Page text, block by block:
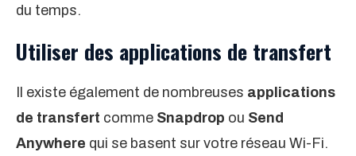
du temps.
Utiliser des applications de transfert
Il existe également de nombreuses applications
de transfert comme Snapdrop ou Send
Anywhere qui se basent sur votre réseau Wi-Fi.